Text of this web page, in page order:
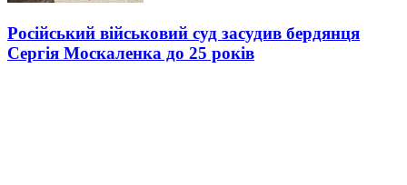
Російський військовий суд засудив бердянця
Сергія Москаленка до 25 років